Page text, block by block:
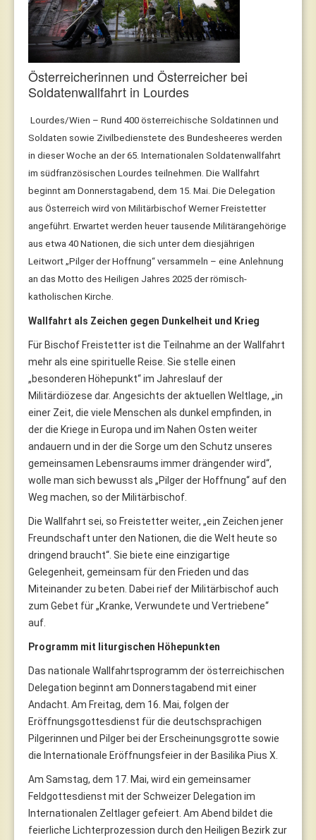
Österreicherinnen und Österreicher bei
Soldatenwallfahrt in Lourdes
Lourdes/Wien – Rund 400 österreichische Soldatinnen und
Soldaten sowie Zivilbedienstete des Bundesheeres werden
in dieser Woche an der 65. Internationalen Soldatenwallfahrt
im südfranzösischen Lourdes teilnehmen. Die Wallfahrt
beginnt am Donnerstagabend, dem 15. Mai. Die Delegation
aus Österreich wird von Militärbischof Werner Freistetter
angeführt. Erwartet werden heuer tausende Militärangehörige
aus etwa 40 Nationen, die sich unter dem diesjährigen
Leitwort „Pilger der Hoffnung“ versammeln – eine Anlehnung
an das Motto des Heiligen Jahres 2025 der römisch-
katholischen Kirche.
Wallfahrt als Zeichen gegen Dunkelheit und Krieg
Für Bischof Freistetter ist die Teilnahme an der Wallfahrt
mehr als eine spirituelle Reise. Sie stelle einen
„besonderen Höhepunkt“ im Jahreslauf der
Militärdiözese dar. Angesichts der aktuellen Weltlage, „in
einer Zeit, die viele Menschen als dunkel empfinden, in
der die Kriege in Europa und im Nahen Osten weiter
andauern und in der die Sorge um den Schutz unseres
gemeinsamen Lebensraums immer drängender wird“,
wolle man sich bewusst als „Pilger der Hoffnung“ auf den
Weg machen, so der Militärbischof.
Die Wallfahrt sei, so Freistetter weiter, „ein Zeichen jener
Freundschaft unter den Nationen, die die Welt heute so
dringend braucht“. Sie biete eine einzigartige
Gelegenheit, gemeinsam für den Frieden und das
Miteinander zu beten. Dabei rief der Militärbischof auch
zum Gebet für „Kranke, Verwundete und Vertriebene“
auf.
Programm mit liturgischen Höhepunkten
Das nationale Wallfahrtsprogramm der österreichischen
Delegation beginnt am Donnerstagabend mit einer
Andacht. Am Freitag, dem 16. Mai, folgen der
Eröffnungsgottesdienst für die deutschsprachigen
Pilgerinnen und Pilger bei der Erscheinungsgrotte sowie
die Internationale Eröffnungsfeier in der Basilika Pius X.
Am Samstag, dem 17. Mai, wird ein gemeinsamer
Feldgottesdienst mit der Schweizer Delegation im
Internationalen Zeltlager gefeiert. Am Abend bildet die
feierliche Lichterprozession durch den Heiligen Bezirk zur